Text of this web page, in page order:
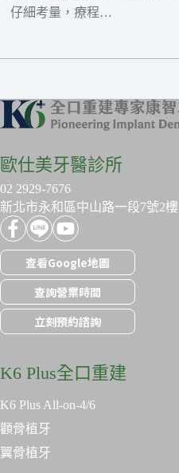
仔細考量，療程…
歐仕美牙醫診所
02 2929-7676
新北市永和區中山路一段7號2樓
查看Google地圖
查詢營業時間
立刻預約諮詢
K6 Plus全口重建
K6 Plus All-on-4/6
顴骨植牙
翼骨植牙